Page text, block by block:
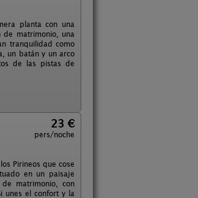
planta con una
de matrimonio, una
tranquilidad como
un batán y un arco
de las pistas de
23 €
pers/noche
Pirineos que cose
en un paisaje
matrimonio, con
unes el confort y la